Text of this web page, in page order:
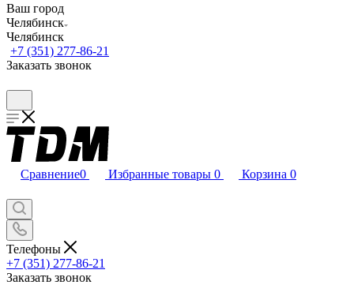
Ваш город
Челябинск
Челябинск
+7 (351) 277-86-21
Заказать звонок
Сравнение0 Избранные товары 0 Корзина 0
Телефоны
+7 (351) 277-86-21
Заказать звонок